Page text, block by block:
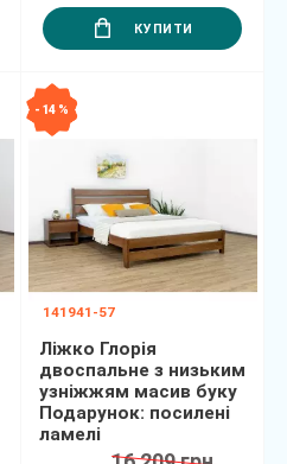
КУПИТИ
- 14 %
141941-57
Ліжко Глорія
двоспальне з низьким
узніжжям масив буку
Подарунок: посилені
ламелі